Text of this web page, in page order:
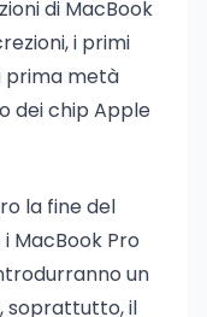
di MacBook
i primi
prima metà
dei chip Apple
la fine del
MacBook Pro
un
soprattutto, il